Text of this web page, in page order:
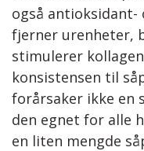
også antioksidant-
fjerner urenheter,
stimulerer
konsistensen til
forårsaker ikke en
den egnet for alle
en liten mengde